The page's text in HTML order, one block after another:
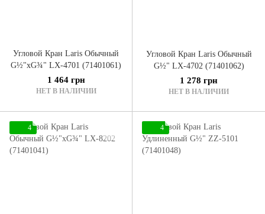
Угловой Кран Laris Обычный
G½"xG¾" LX-4701 (71401061)
1 464 грн
НЕТ В НАЛИЧИИ
Угловой Кран Laris Обычный
G½" LX-4702 (71401062)
1 278 грн
НЕТ В НАЛИЧИИ
4 4